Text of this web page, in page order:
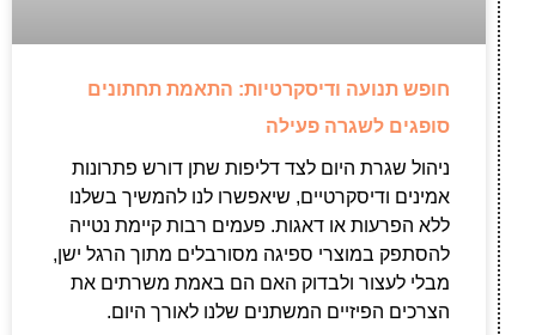
חופש תנועה ודיסקרטיות: התאמת תחתונים
סופגים לשגרה פעילה
ניהול שגרת היום לצד דליפות שתן דורש פתרונות
אמינים ודיסקרטיים, שיאפשרו לנו להמשיך בשלנו
ללא הפרעות או דאגות. פעמים רבות קיימת נטייה
להסתפק במוצרי ספיגה מסורבלים מתוך הרגל ישן,
מבלי לעצור ולבדוק האם הם באמת משרתים את
הצרכים הפיזיים המשתנים שלנו לאורך היום.